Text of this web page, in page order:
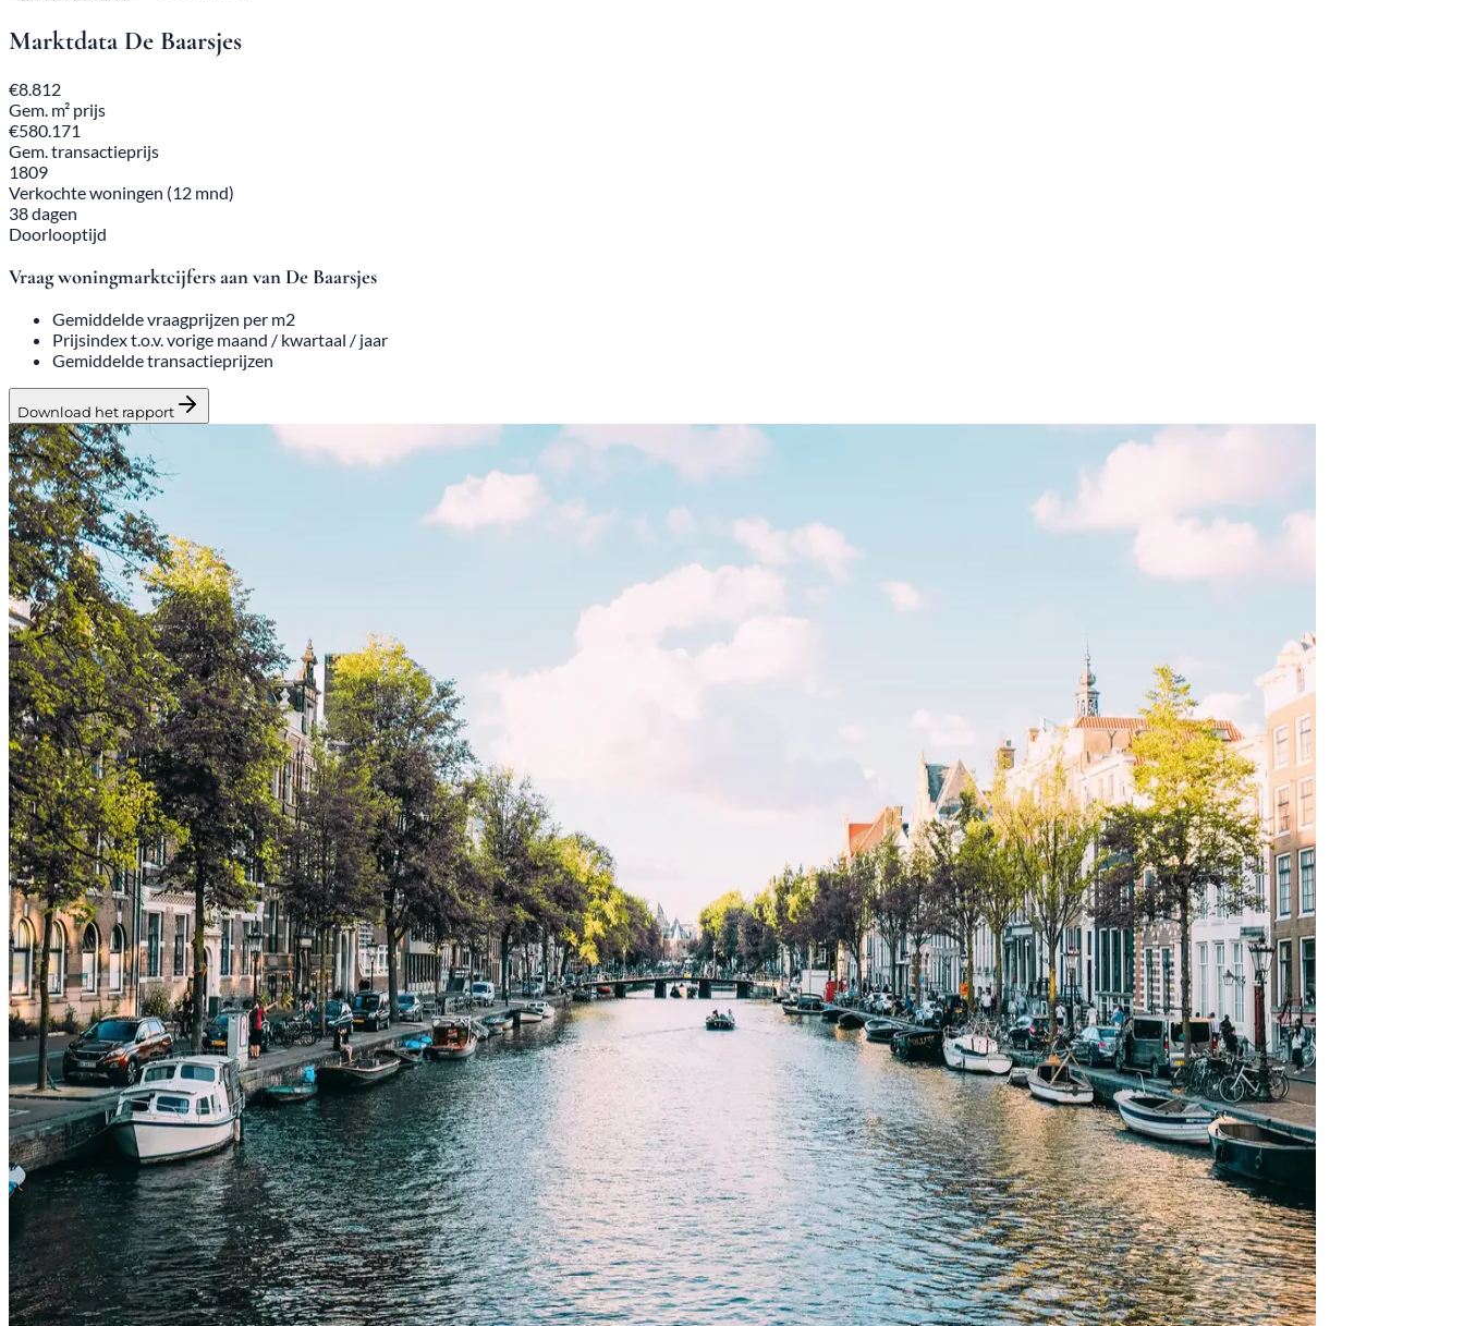
Marktdata De Baarsjes
€8.812
Gem. m² prijs
€580.171
Gem. transactieprijs
1809
Verkochte woningen (12 mnd)
38 dagen
Doorlooptijd
Vraag woningmarktcijfers aan van De Baarsjes
Gemiddelde vraagprijzen per m2
Prijsindex t.o.v. vorige maand / kwartaal / jaar
Gemiddelde transactieprijzen
Download het rapport